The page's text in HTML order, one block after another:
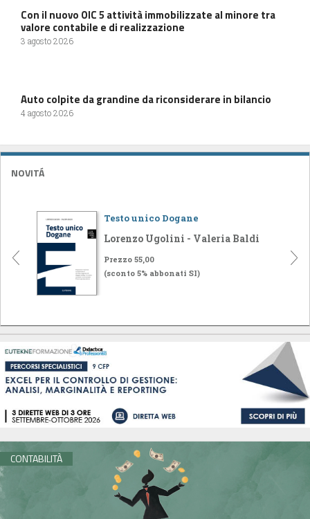
Con il nuovo OIC 5 attività immobilizzate al minore tra
valore contabile e di realizzazione
3 agosto 2026
Auto colpite da grandine da riconsiderare in bilancio
4 agosto 2026
NOVITÁ
Testo unico Dogane
Lorenzo Ugolini - Valeria Baldi
Prezzo 55,00
(sconto 5% abbonati SI)
CONTABILITÀ